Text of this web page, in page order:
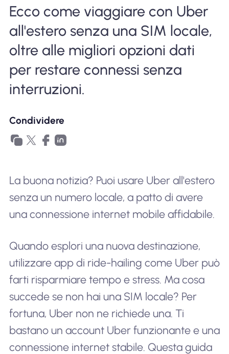
Per affari
Ecco come viaggiare con Uber
all'estero senza una SIM locale,
oltre alle migliori opzioni dati
per restare connessi senza
interruzioni.
Condividere
La buona notizia? Puoi usare Uber all'estero
senza un numero locale, a patto di avere
una connessione internet mobile affidabile.
Quando esplori una nuova destinazione,
utilizzare app di ride-hailing come Uber può
farti risparmiare tempo e stress. Ma cosa
succede se non hai una SIM locale? Per
fortuna, Uber non ne richiede una. Ti
bastano un account Uber funzionante e una
connessione internet stabile. Questa guida